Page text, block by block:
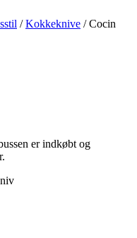
/Kokkeknive / Cocin
er indkøbt og